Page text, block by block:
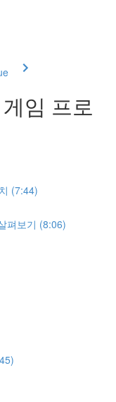
임 프로
(7:44)
펴보기 (8:06)